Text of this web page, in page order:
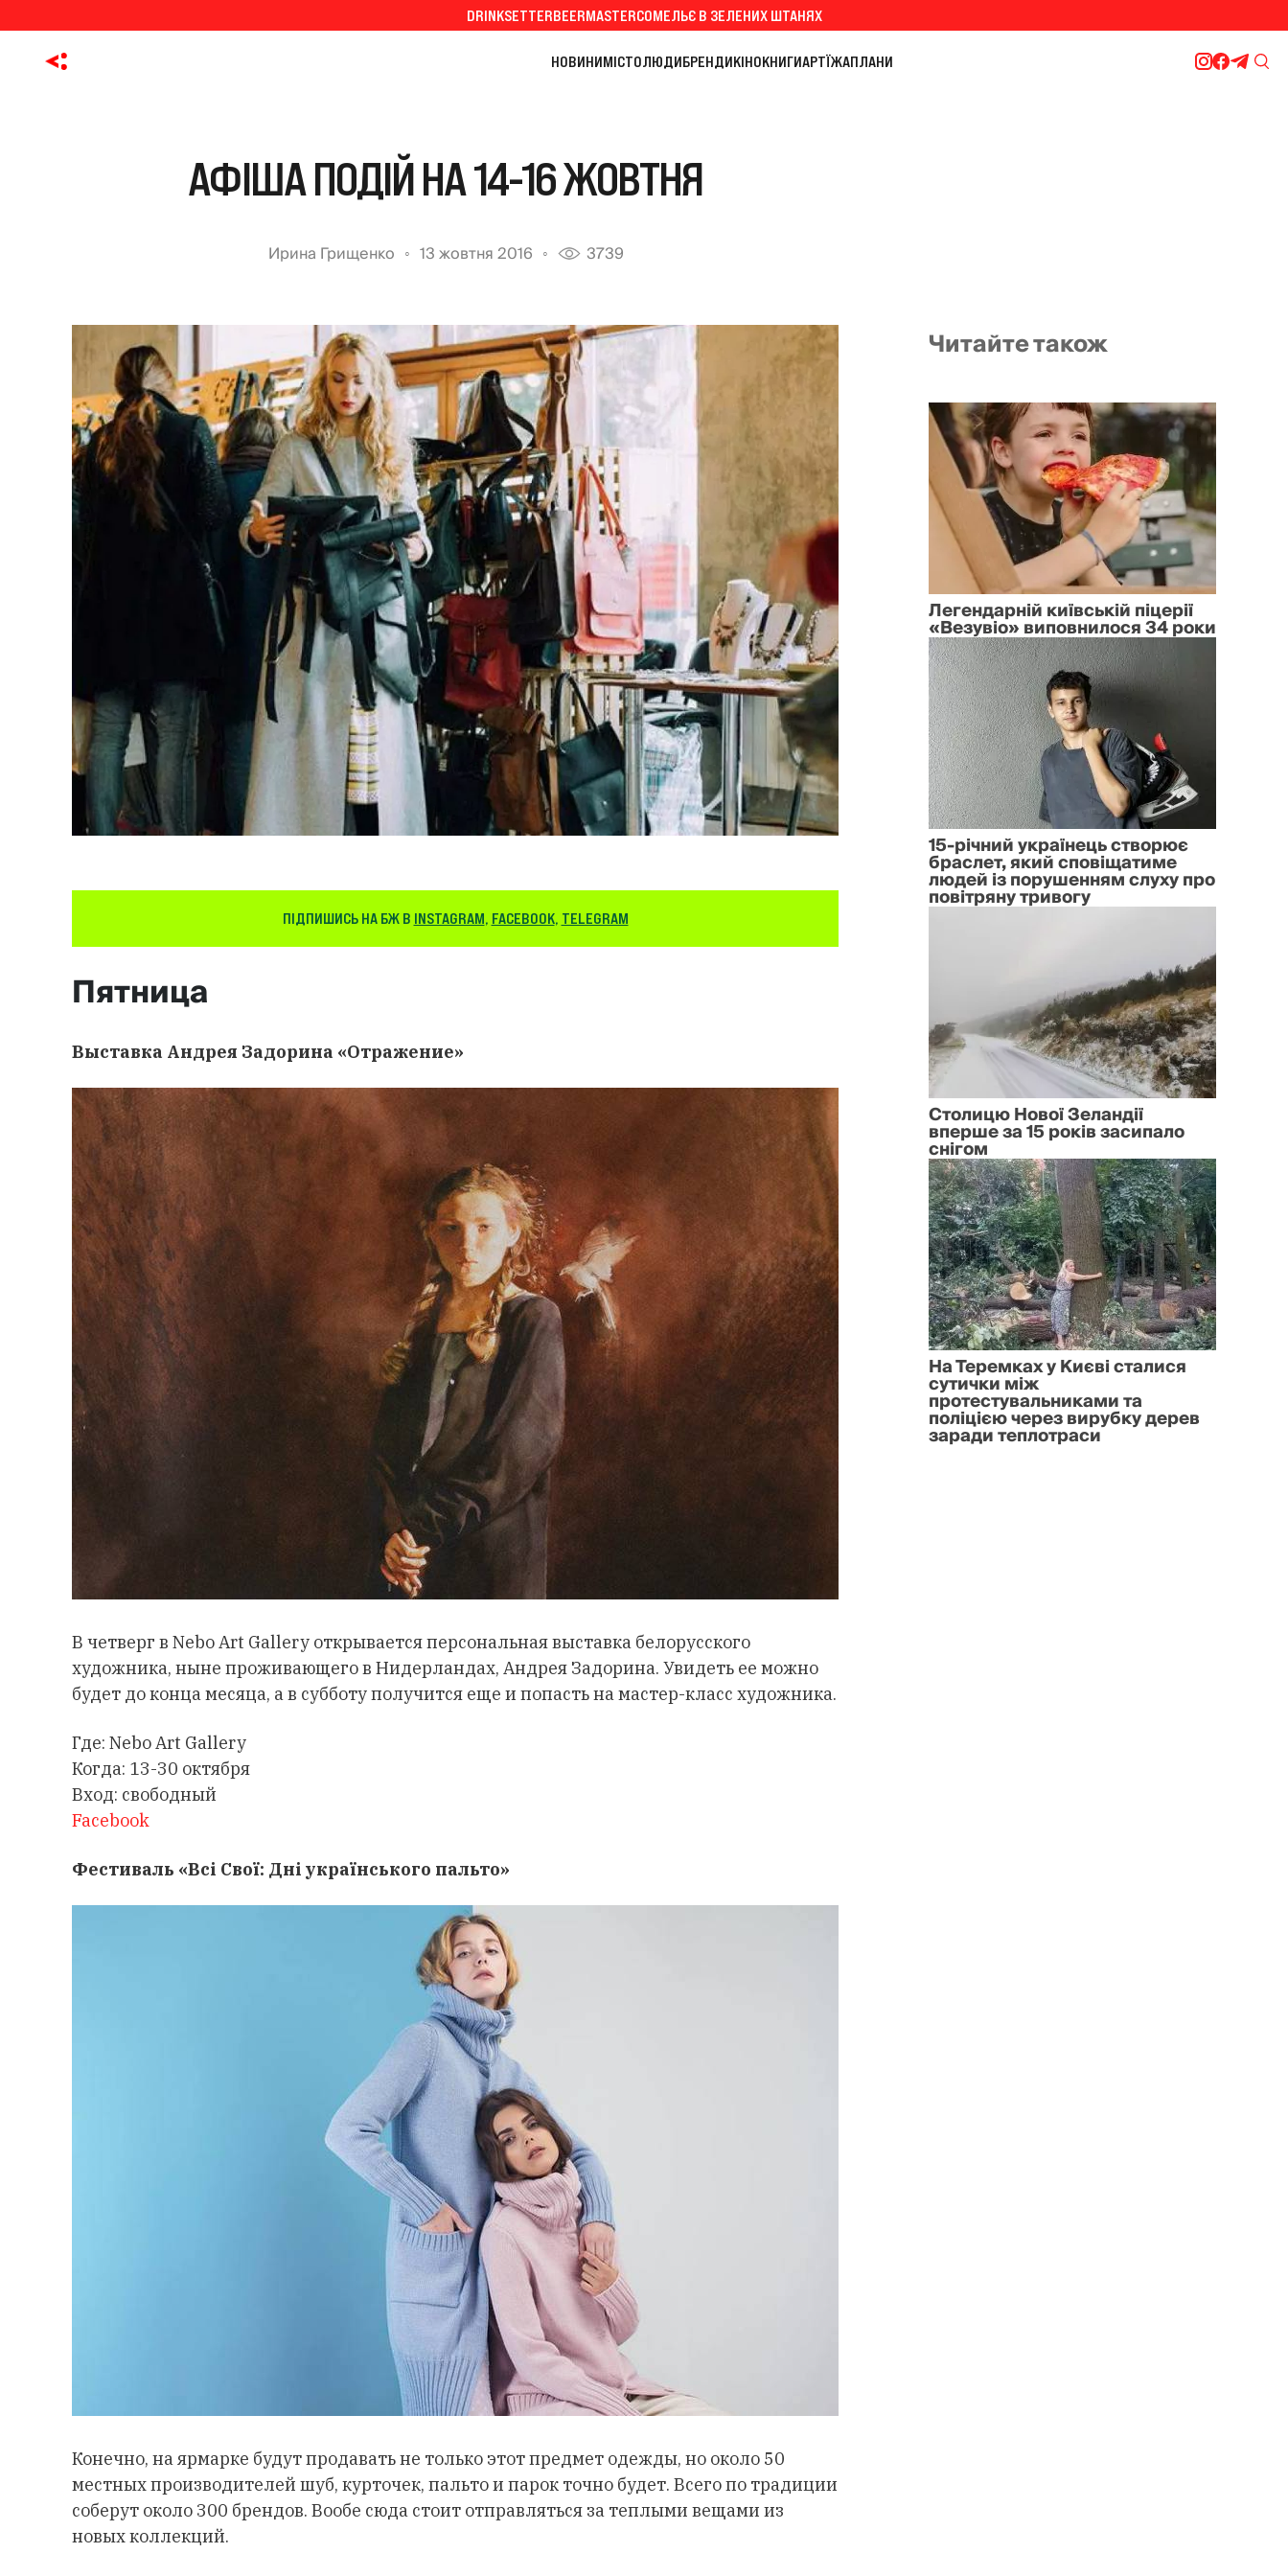
DRINKSETTERBEERMASTERСОМЕЛЬЄ В ЗЕЛЕНИХ ШТАНЯХ
НОВИНИМІСТОЛЮДИБРЕНДИКІНОКНИГИАРТЇЖАПЛАНИ
АФІША ПОДІЙ НА 14-16 ЖОВТНЯ
Ирина Грищенко 13 жовтня 2016 3739
ПІДПИШИСЬ НА БЖ В INSTAGRAM, FACEBOOK, TELEGRAM
Пятница
Выставка Андрея Задорина «Отражение»
В четверг в Nebo Art Gallery открывается персональная выставка белорусского
художника, ныне проживающего в Нидерландах, Андрея Задорина. Увидеть ее можно
будет до конца месяца, а в субботу получится еще и попасть на мастер-класс художника.
Где: Nebo Art Gallery
Когда: 13-30 октября
Вход: свободный
Facebook
Фестиваль «Всі Свої: Дні українського пальто»
Конечно, на ярмарке будут продавать не только этот предмет одежды, но около 50
местных производителей шуб, курточек, пальто и парок точно будет. Всего по традиции
соберут около 300 брендов. Вообе сюда стоит отправляться за теплыми вещами из
новых коллекций.
Читайте також
Легендарній київській піцерії
«Везувіо» виповнилося 34 роки
15-річний українець створює
браслет, який сповіщатиме
людей із порушенням слуху про
повітряну тривогу
Столицю Нової Зеландії
вперше за 15 років засипало
снігом
На Теремках у Києві сталися
сутички між
протестувальниками та
поліцією через вирубку дерев
заради теплотраси